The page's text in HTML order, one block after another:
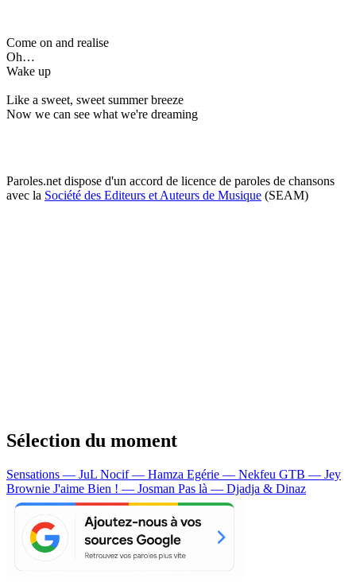
Come on and realise
Oh…
Wake up
Like a sweet, sweet summer breeze
Now we can see what we're dreaming
Paroles.net dispose d'un accord de licence de paroles de chansons
avec la Société des Editeurs et Auteurs de Musique (SEAM)
Sélection du moment
Sensations — JuL Nocif — Hamza Egérie — Nekfeu GTB — Jey
Brownie J'aime Bien ! — Josman Pas là — Djadja & Dinaz